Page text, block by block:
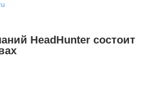
48,
HeadHunter состоит